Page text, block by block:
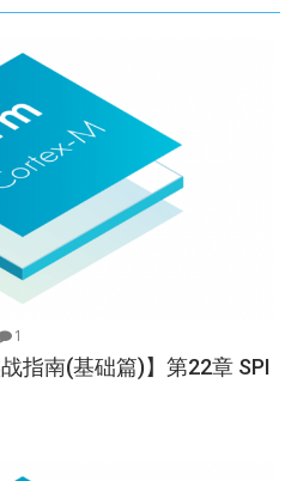
1
指南(基础篇)】第22章 SPI